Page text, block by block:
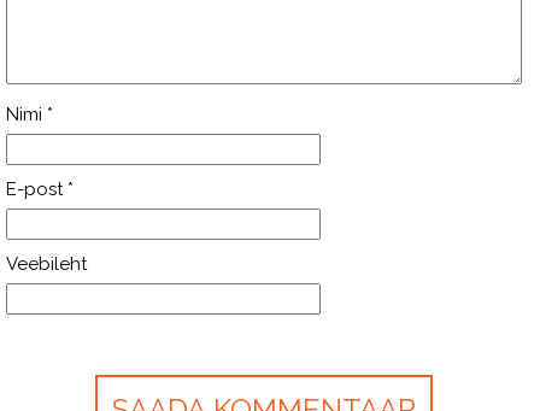
Nimi *
E-post *
Veebileht